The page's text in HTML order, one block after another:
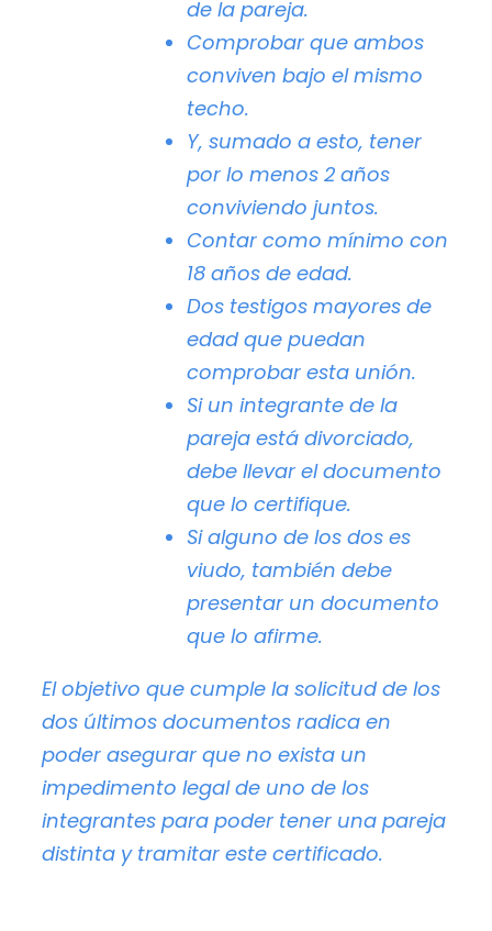
de la pareja.
Comprobar que ambos
conviven bajo el mismo
techo.
Y, sumado a esto, tener
por lo menos 2 años
conviviendo juntos.
Contar como mínimo con
18 años de edad.
Dos testigos mayores de
edad que puedan
comprobar esta unión.
Si un integrante de la
pareja está divorciado,
debe llevar el documento
que lo certifique.
Si alguno de los dos es
viudo, también debe
presentar un documento
que lo afirme.
El objetivo que cumple la solicitud de los
dos últimos documentos radica en
poder asegurar que no exista un
impedimento legal de uno de los
integrantes para poder tener una pareja
distinta y tramitar este certificado.